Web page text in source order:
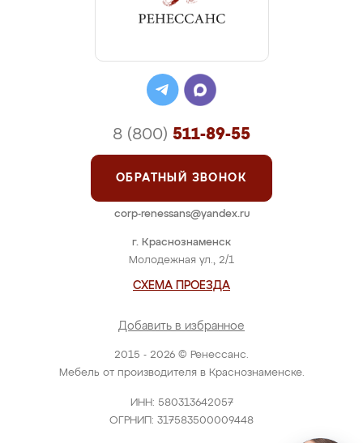
2015 - 2026 © Ренессанс.
Мебель от производителя в Краснознаменске.
ИНН: 580313642057
ОГРНИП: 317583500009448
г. Краснознаменск
Молодежная ул., 2/1
СХЕМА ПРОЕЗДА
Добавить в избранное
8 (800) 511-89-55
ОБРАТНЫЙ ЗВОНОК
corp-renessans@yandex.ru